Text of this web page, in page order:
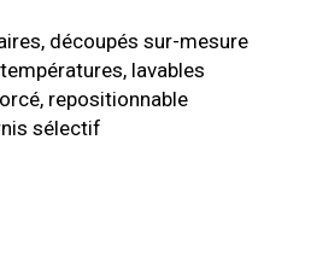
découpés sur-mesure
lavables
repositionnable
sélectif